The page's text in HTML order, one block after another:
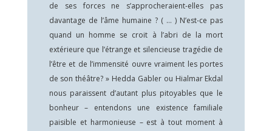
de ses forces ne s’approcheraient-elles pas
davantage de l’âme humaine ? ( … ) N’est-ce pas
quand un homme se croit à l’abri de la mort
extérieure que l’étrange et silencieuse tragédie de
l’être et de l’immensité ouvre vraiment les portes
de son théâtre? » Hedda Gabler ou Hialmar Ekdal
nous paraissent d’autant plus pitoyables que le
bonheur – entendons une existence familiale
paisible et harmonieuse – est à tout moment à